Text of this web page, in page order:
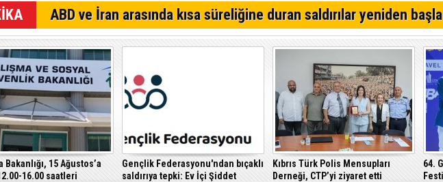
politikalara ihtiyaç var
Yarından itibaren Cumartesi gününe kadar sabahları yer yer
Alagadi Fest 2026 İçin Geri Sayım Başladı
ABD ve İran arasında kısa süreliğine duran saldırılar yeniden
Bakanlığı, 15 Ağustos’a
16.00 saatleri
Gençlik Federasyonu'ndan bıçaklı
saldırıya tepki: Ev İçi Şiddet
Kıbrıs Türk Polis Mensupları
Derneği, CTP’yi ziyaret etti
64.